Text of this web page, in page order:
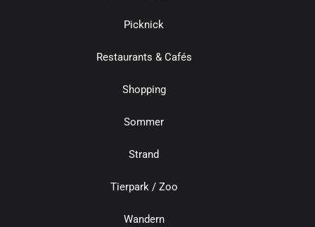
Picknick
Restaurants & Cafés
Shopping
Sommer
Strand
Tierpark / Zoo
Wandern